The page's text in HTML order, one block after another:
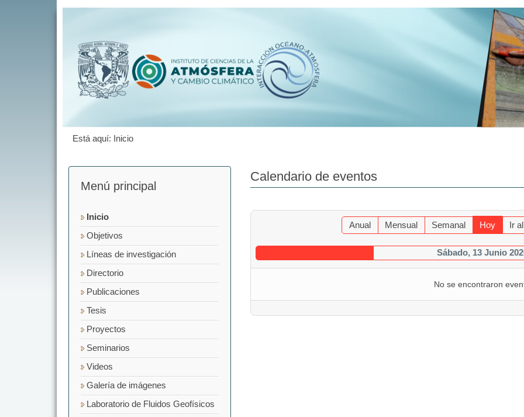
Está aquí: Inicio
Menú principal
Inicio
Objetivos
Líneas de investigación
Directorio
Publicaciones
Tesis
Proyectos
Seminarios
Videos
Galería de imágenes
Laboratorio de Fluidos Geofísicos
Calendario de eventos
Anual Mensual Semanal Hoy Ir
Sábado, 13 Junio
No se encontraron